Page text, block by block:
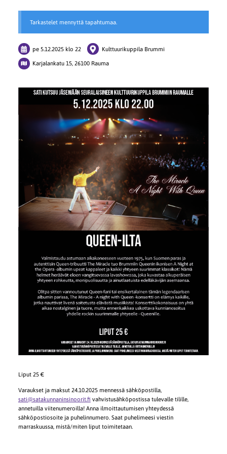
Tarkastelet mennyttä tapahtumaa.
pe 5.12.2025 klo 22 Kulttuurikuppila Brummi
Karjalankatu 15, 26100 Rauma
Liput 25 €
Varaukset ja maksut 24.10.2025 mennessä sähköpostilla,
sati@satakunnaninsinoorit.fi vahvistusähköpostissa tulevalle tilille,
annetuilla viitenumeroilla! Anna ilmoittautumisen yhteydessä
sähköpostiosoite ja puhelinnumero. Saat puhelimeesi viestin
marraskuussa, mistä/miten liput toimitetaan.